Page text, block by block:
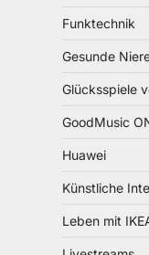
Funktechnik
Gesunde
Glücksspiele
GoodMusic
Huawei
Künstliche
Leben mit